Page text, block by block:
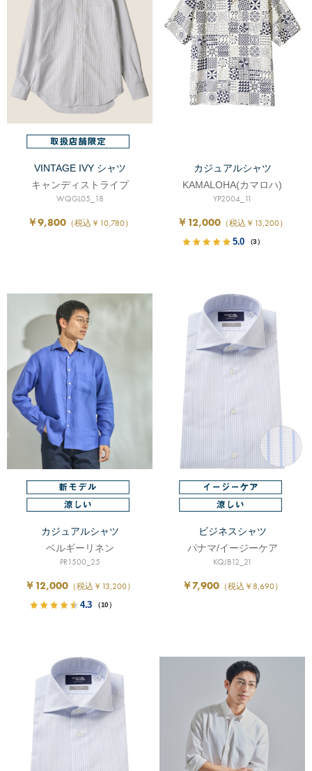
VINTAGE IVY シャツ
キャンディストライプ
WQGL05_18
￥9,800（税込￥10,780）
カジュアルシャツ
KAMALOHA(カマロハ)
YP2004_11
￥12,000 （税込￥13,200）
5.0 （3）
カジュアルシャツ
ベルギーリネン
PR1500_25
￥12,000 （税込￥13,200）
4.3 （10）
ビジネスシャツ
パナマ/イージーケア
KQJB12_21
￥7,900 （税込￥8,690）